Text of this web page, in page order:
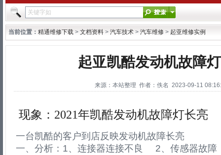
当前位置： 精通维修下载 > 文档资料 > 汽车技术 > 汽车维修 > 起亚维修实例
起亚凯酷发动机故障
来源：本站整理 作者：佚名 2023-09-11
现象：2021年凯酷发动机故障灯长亮
一台凯酷的客户到店反映发动机故障长亮
一、分析：1、连接器连接不良 2、传感器故障